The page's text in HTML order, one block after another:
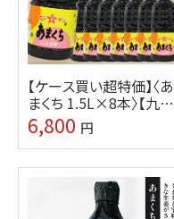
【ケース買い超特価】〈あ
まくち 1.5L×8本〉【九州
熊本の老舗醤油屋ホシ
サン】
6,800 円